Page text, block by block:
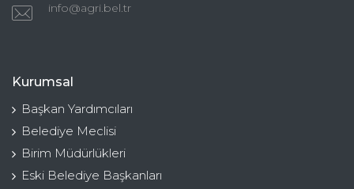
info@agri.bel.tr
Kurumsal
Başkan Yardımcıları
Belediye Meclisi
Birim Müdürlükleri
Eski Belediye Başkanları